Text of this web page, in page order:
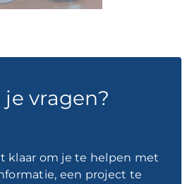
je vragen?
klaar om je te helpen met
een project te